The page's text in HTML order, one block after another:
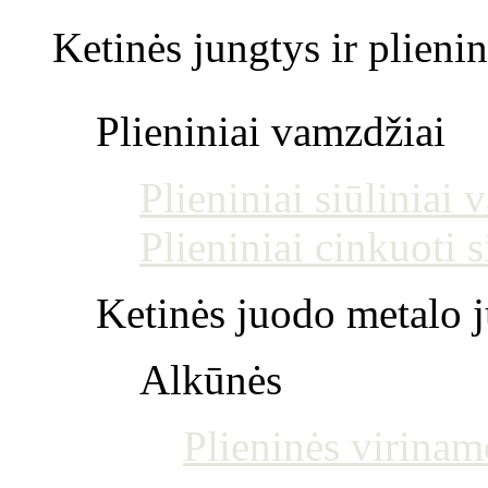
Ketinės jungtys ir
Plieniniai vamzdžiai
Plieniniai siūliniai
Plieniniai cinkuoti
Ketinės juodo metalo
Alkūnės
Plieninės